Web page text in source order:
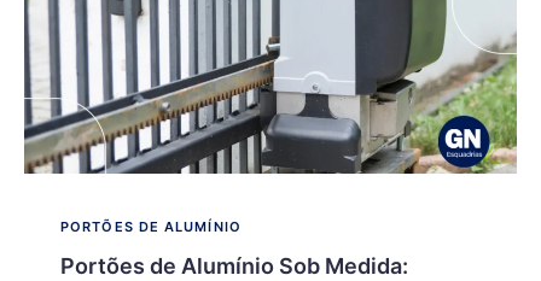
PORTÕES DE ALUMÍNIO
Portões de Alumínio Sob Medida: